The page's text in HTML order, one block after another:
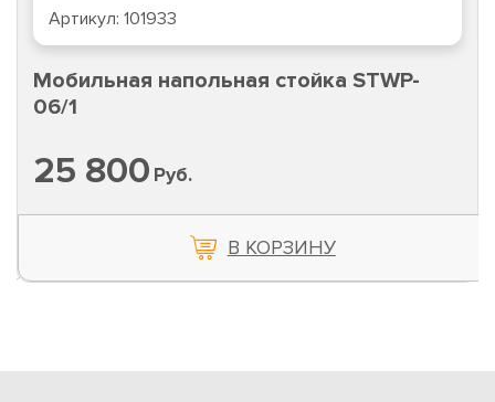
Артикул: 101933
Мобильная напольная стойка STWP-
06/1
25 800 Руб.
В КОРЗИНУ